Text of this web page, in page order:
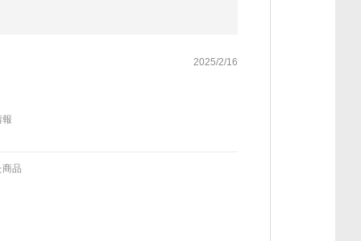
2025/2/16
報
品